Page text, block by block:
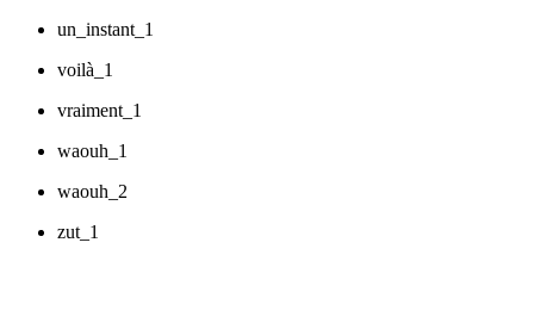
un_instant_1
voilà_1
vraiment_1
waouh_1
waouh_2
zut_1